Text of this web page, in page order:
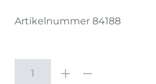
Artikelnummer 84188